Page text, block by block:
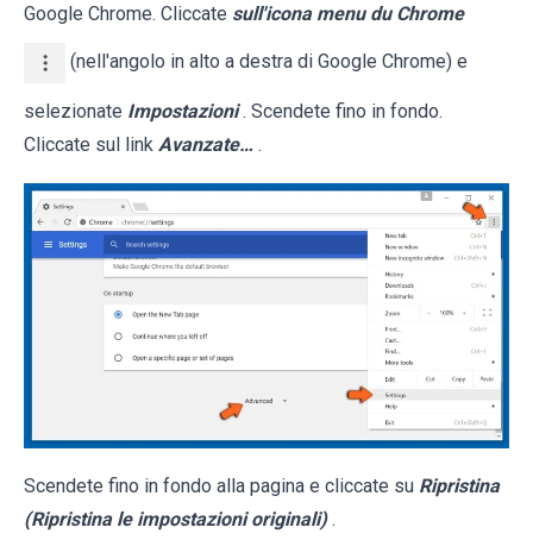
Google Chrome. Cliccate sull'icona menu du Chrome
(nell'angolo in alto a destra di Google Chrome) e
selezionate Impostazioni . Scendete fino in fondo.
Cliccate sul link Avanzate… .
Scendete fino in fondo alla pagina e cliccate su Ripristina
(Ripristina le impostazioni originali) .